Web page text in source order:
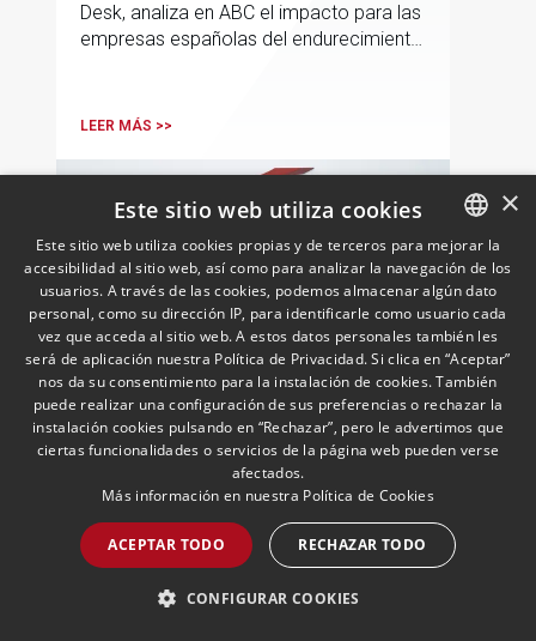
Desk, analiza en ABC el impacto para las
empresas españolas del endurecimiento
LEER MÁS >>
Andersen nombra a Pablo
Gómez-Acebo como
codirector de Fiscal en Iberia
junto con Borja de Gabriel
Ambos Socios compartirán la dirección
de una práctica integrada por 108
profesionales en España y Portugal, de
SPANISH
ENGLISH
PORTUGUESE
×
Este sitio web utiliza cookies
Este sitio web utiliza cookies propias y de terceros para mejorar la
accesibilidad al sitio web, así como para analizar la navegación de los
usuarios. A través de las cookies, podemos almacenar algún dato
personal, como su dirección IP, para identificarle como usuario cada
vez que acceda al sitio web. A estos datos personales también les
será de aplicación nuestra Política de Privacidad. Si clica en “Aceptar”
nos da su consentimiento para la instalación de cookies. También
puede realizar una configuración de sus preferencias o rechazar la
instalación cookies pulsando en “Rechazar”, pero le advertimos que
ciertas funcionalidades o servicios de la página web pueden verse
afectados.
Más información en nuestra Política de Cookies
ACEPTAR TODO RECHAZAR TODO
CONFIGURAR COOKIES